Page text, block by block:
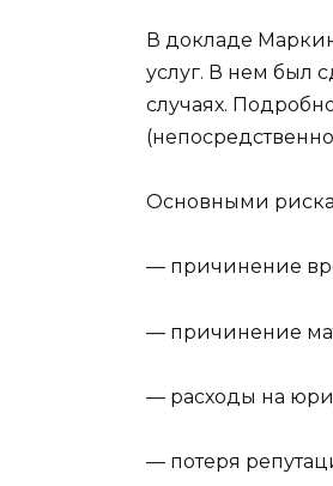
В докладе
услуг. В нем был
случаях.
Основными
— причинение
— причинение
— расходы на
— потеря